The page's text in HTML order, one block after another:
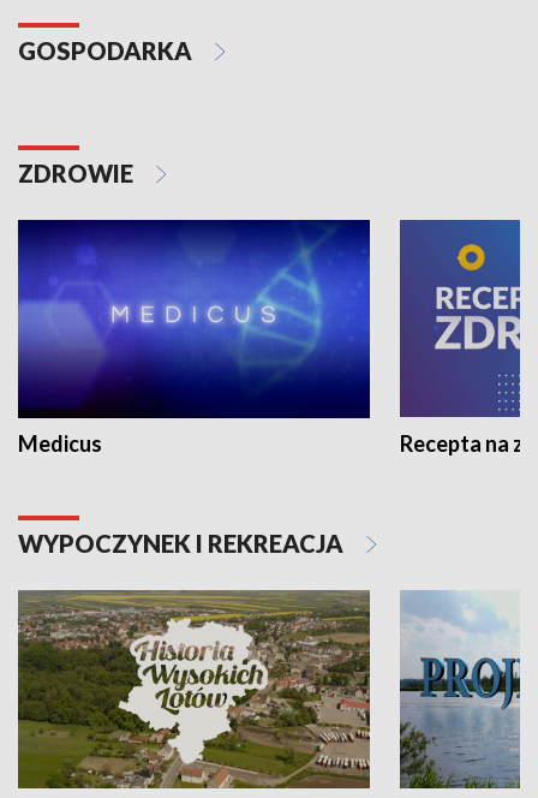
GOSPODARKA
ZDROWIE
Medicus Recepta na
WYPOCZYNEK I REKREACJA